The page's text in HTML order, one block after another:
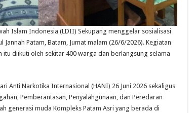
Islam Indonesia (LDII) Sekupang menggelar sosialisasi
Patam, Batam, Jumat malam (26/6/2026). Kegiatan
diikuti oleh sekitar 400 warga dan berlangsung selama
Anti Narkotika Internasional (HANI) 26 Juni 2026 sekaligus
Pemberantasan, Penyalahgunaan, dan Peredaran
generasi muda Kompleks Patam Asri yang berada di